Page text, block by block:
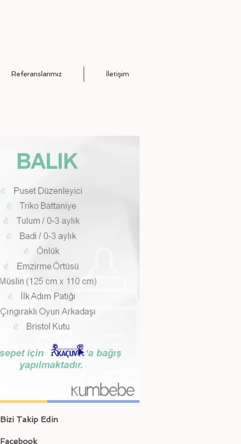
Referanslarımız İletişim
Bizi Takip Edin
Facebook